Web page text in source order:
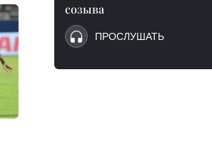
созыва
ПРОСЛУШАТЬ